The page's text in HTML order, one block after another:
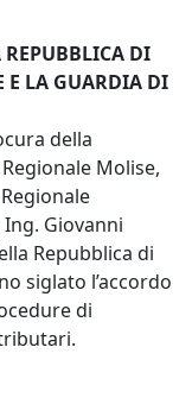
REPUBBLICA DI
E LA GUARDIA DI
della
Molise,
Giovanni
Repubblica di
siglato l’accordo
di